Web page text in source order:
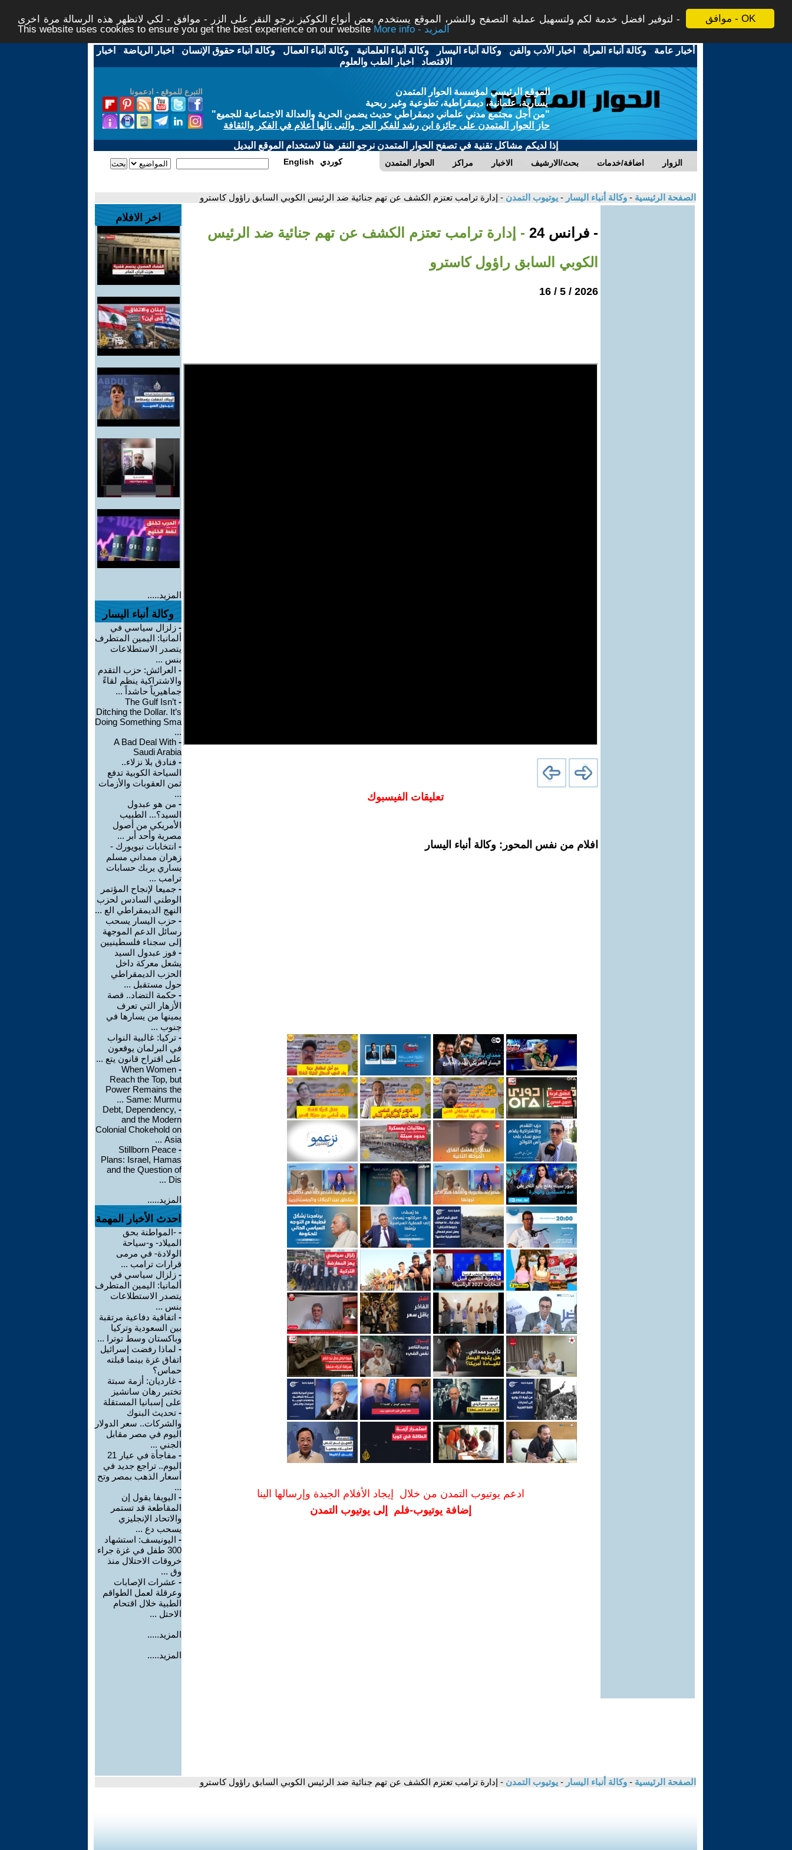
موافق - OK
لتوفير افضل خدمة لكم ولتسهيل عملية التصفح والنشر، الموقع يستخدم بعض أنواع الكوكيز نرجو النقر على الزر - موافق - لكي لاتظهر هذه الرسالة مرة اخرى -
This website uses cookies to ensure you get the best experience on our website
More info - المزيد
أخبار عامة -وكالة أنباء المرأة - اخبار الأدب والفن -وكالة أنباء اليسار -وكالة أنباء العلمانية -وكالة أنباء العمال -وكالة أنباء حقوق الإنسان - اخبار الرياضة - اخبار
الاقتصاد - اخبار الطب والعلوم
التبرع للموقع - ادعمونا
الموقع الرئيسي لمؤسسة الحوار المتمدن
يسارية، علمانية، ديمقراطية، تطوعية وغير ربحية
"من أجل مجتمع مدني علماني ديمقراطي حديث يضمن الحرية والعدالة الاجتماعية للجميع"
حاز الحوار المتمدن على جائزة ابن رشد للفكر الحر والتى نالها أعلام في الفكر والثقافة
إذا لديكم مشاكل تقنية في تصفح الحوار المتمدن نرجو النقر هنا لاستخدام الموقع البديل
الحوار المتمدن مراكز الاخبار بحث/الارشيف اضافة/خدمات الزوار English كوردي
الصفحة الرئيسية - وكالة أنباء اليسار - يوتيوب التمدن - إدارة ترامب تعتزم الكشف عن تهم جنائية ضد الرئيس الكوبي السابق راؤول كاسترو
- فرانس 24
- إدارة ترامب تعتزم الكشف عن تهم جنائية ضد الرئيس
الكوبي السابق راؤول كاسترو
2026 / 5 / 16
تعليقات الفيسبوك
افلام من نفس المحور: وكالة أنباء اليسار
ادعم يوتيوب التمدن من خلال إيجاد الأفلام الجيدة وإرسالها الينا
إضافة يوتيوب-فلم إلى يوتيوب التمدن
اخر الافلام
المزيد.....
وكالة أنباء اليسار
- زلزال سياسي في
ألمانيا: اليمين المتطرف
يتصدر الاستطلاعات
بنس ...
- العرائش: حزب التقدم
والاشتراكية ينظم لقاءً
جماهيرياً حاشداً ...
-
The Gulf Isn’t
Ditching the Dollar. It’s
Doing Something Sma
...
-
A Bad Deal With
Saudi Arabia
- فنادق بلا نزلاء..
السياحة الكوبية تدفع
ثمن العقوبات والأزمات
...
- من هو عبدول
السيد؟... الطبيب
الأمريكي من أصول
مصرية وأحد أبر ...
- انتخابات نيويورك -
زهران ممداني مسلم
يساري يربك حسابات
ترامب ...
- جميعا لإنجاح المؤتمر
الوطني السادس لحزب
النهج الديمقراطي الع ...
- حزب اليسار يسحب
رسائل الدعم الموجهة
إلى سجناء فلسطينيين
- فوز عبدول السيد
يشعل معركة داخل
الحزب الديمقراطي
حول مستقبل ...
- حكمة التضاد.. قصة
الأزهار التي تعرف
يمينها من يسارها في
جنوب ...
- تركيا: غالبية النواب
في البرلمان يوقعون
على اقتراح قانون يتع ...
-
When Women
Reach the Top, but
Power Remains the
Same: Murmu ...
-
Debt, Dependency,
and the Modern
Colonial Chokehold on
Asia ...
-
Stillborn Peace
Plans: Israel, Hamas
and the Question of
Dis ...
المزيد.....
احدث الأخبار المهمة
- -المواطنة بحق
الميلاد- و-سياحة
الولادة- في مرمى
قرارات ترامب ...
- زلزال سياسي في
ألمانيا: اليمين المتطرف
يتصدر الاستطلاعات
بنس ...
- اتفاقية دفاعية مرتقبة
بين السعودية وتركيا
وباكستان وسط توترا ...
- لماذا رفضت إسرائيل
اتفاق غزة بينما قبلته
حماس؟
- غارديان: أزمة سبتة
تختبر رهان سانشيز
على إسبانيا المستقلة
- تحديث البنوك
والشركات.. سعر الدولار
اليوم في مصر مقابل
الجني ...
-
مفاجأة في عيار 21
اليوم.. تراجع جديد في
أسعار الذهب بمصر وتح
...
- اليويفا يقول إن
المقاطعة قد تستمر
والاتحاد الإنجليزي
يسحب دع ...
- اليونيسف: استشهاد
300 طفل في غزة جراء
خروقات الاحتلال منذ
وق ...
- عشرات الإصابات
وعرقلة لعمل الطواقم
الطبية خلال اقتحام
الاحتل ...
المزيد.....
المزيد.....
الصفحة الرئيسية - وكالة أنباء اليسار - يوتيوب التمدن - إدارة ترامب تعتزم الكشف عن تهم جنائية ضد الرئيس الكوبي السابق راؤول كاسترو